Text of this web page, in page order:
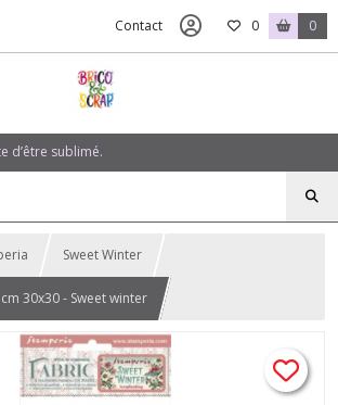
Contact 0 0
d’être sublimé.
Sweet Winter
30x30 - Sweet winter